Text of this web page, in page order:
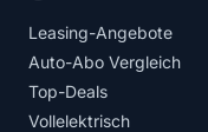
Leasing-Angebote
Auto-Abo Vergleich
Top-Deals
Vollelektrisch